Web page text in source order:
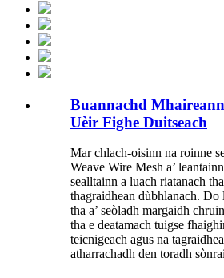
Buannachd
Uèir Fighe Duitseach
Mar chlach-oisinn na roinne
Weave Wire Mesh a’
sealltainn a luach riatanach
thagraidhean dùbhlanach.
tha a’ seòladh margaidh
tha e deatamach tuigse
teicnigeach agus na
atharrachadh den toradh